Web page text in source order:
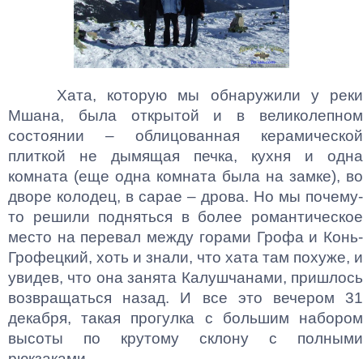
Хата, которую мы обнаружили у реки
Мшана, была открытой и в великолепном
состоянии – облицованная керамической
плиткой не дымящая печка, кухня и одна
комната (еще одна комната была на замке), во
дворе колодец, в сарае – дрова. Но мы почему-
то решили подняться в более романтическое
место на перевал между горами Грофа и Конь-
Грофецкий, хоть и знали, что хата там похуже, и
увидев, что она занята Калушчанами, пришлось
возвращаться назад. И все это вечером 31
декабря, такая прогулка с большим набором
высоты по крутому склону с полными